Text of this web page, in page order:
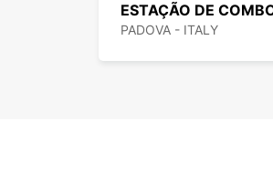
PADOVA - ITALY